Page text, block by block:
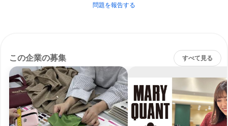
問題を報告する
この企業の募集 すべて見る